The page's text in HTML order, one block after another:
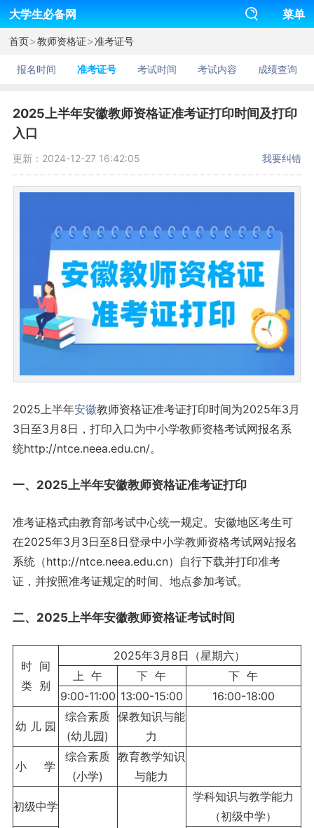
大学生必备网 菜单
首页>教师资格证>准考证号
报名时间 准考证号 考试时间 考试内容 成绩查询
2025上半年安徽教师资格证准考证打印时间及打印
入口
更新：2024-12-27 16:42:05 我要纠错
2025上半年安徽教师资格证准考证打印时间为2025年3月
3日至3月8日，打印入口为中小学教师资格考试网报名系
统http://ntce.neea.edu.cn/。
一、2025上半年安徽教师资格证准考证打印
准考证格式由教育部考试中心统一规定。安徽地区考生可
在2025年3月3日至8日登录中小学教师资格考试网站报名
系统（http://ntce.neea.edu.cn）自行下载并打印准考
证，并按照准考证规定的时间、地点参加考试。
二、2025上半年安徽教师资格证考试时间
时 间
类 别
2025年3月8日（星期六）
上 午
下 午
下 午
9:00-11:00 13:00-15:00 16:00-18:00
幼 儿 园
综合素质
(幼儿园)
保教知识与能
力
小 学
综合素质
(小学)
教育教学知识
与能力
初级中学
学科知识与教学能力
（初级中学）